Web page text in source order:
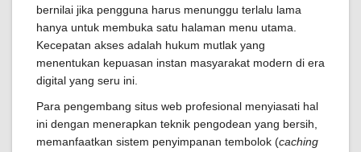
bernilai jika pengguna harus menunggu terlalu lama
hanya untuk membuka satu halaman menu utama.
Kecepatan akses adalah hukum mutlak yang
menentukan kepuasan instan masyarakat modern di era
digital yang seru ini.
Para pengembang situs web profesional menyiasati hal
ini dengan menerapkan teknik pengodean yang bersih,
memanfaatkan sistem penyimpanan tembolok (caching